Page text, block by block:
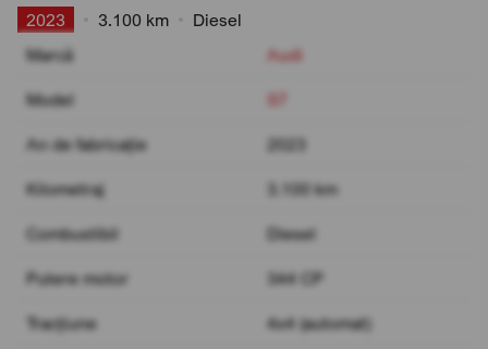
2023 3.100 km
Diesel
Marcă
Audi
Model
An de fabricație 2023
Kilometraj 3.100 km
Combustibil Diesel
Putere motor 344 CP
Tracțiune 4x4 (automat)